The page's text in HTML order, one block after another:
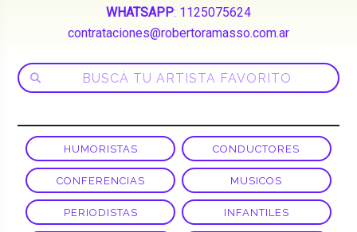
WHATSAPP: 1125075624
contrataciones@robertoramasso.com.ar
HUMORISTAS CONDUCTORES
CONFERENCIAS MUSICOS
PERIODISTAS INFANTILES